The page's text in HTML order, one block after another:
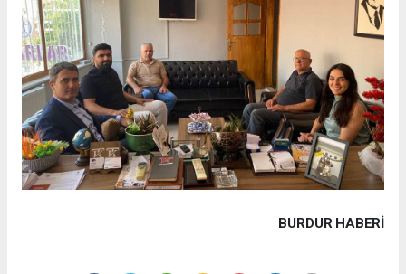
BURDUR HABERİ